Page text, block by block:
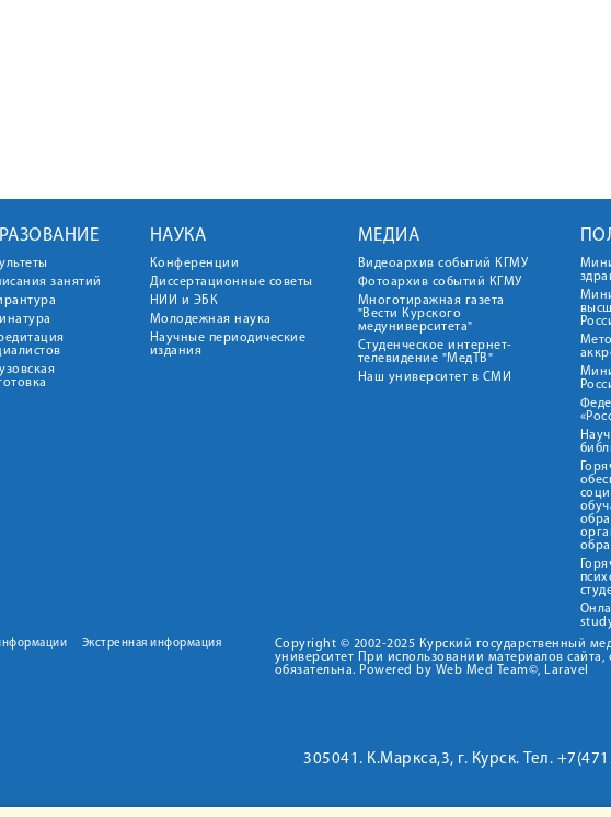
занятий
НАУКА
Конференции
Диссертационные советы
НИИ и ЭБК
Молодежная наука
Научные периодические
издания
МЕДИА
Видеоархив событий КГМУ
Фотоархив событий КГМУ
Многотиражная газета
"Вести Курского
медуниверситета"
Студенческое интернет-
телевидение "МедТВ"
Наш университет в СМИ
Экстренная информация
Copyright © 2002-2025 Курский государственный
университет При использовании материалов сайта,
обязательна. Powered by Web Med Team©, Laravel
305041. К.Маркса,3, г. Курск. Тел.